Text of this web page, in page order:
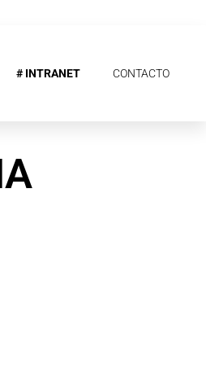
# INTRANET CONTACTO